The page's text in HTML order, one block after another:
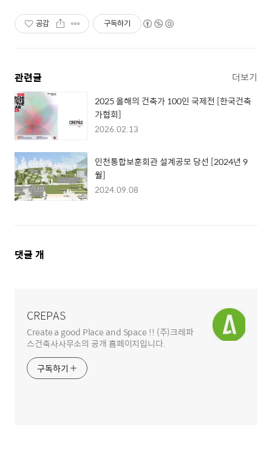
공감 구독하기
관련글 더보기
2025 올해의 건축가 100인 국제전 [한국건축
가협회]
2026.02.13
인천통합보훈회관 설계공모 당선 [2024년 9
월]
2024.09.08
댓
댓글 개
CREPAS
Create a good Place and Space !! (주)크레파
스건축사사무소의 공개 홈페이지입니다.
구독하기